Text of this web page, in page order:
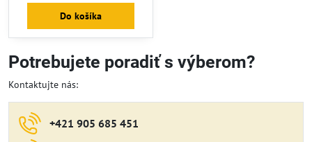
napätie: 230/50 V/HzSpotreba
prúdu: 1,2 / 2,4 AČistá hmotnosť:
Do košíka
Potrebujete poradiť s výberom?
Kontaktujte nás:
+421 905 685 451